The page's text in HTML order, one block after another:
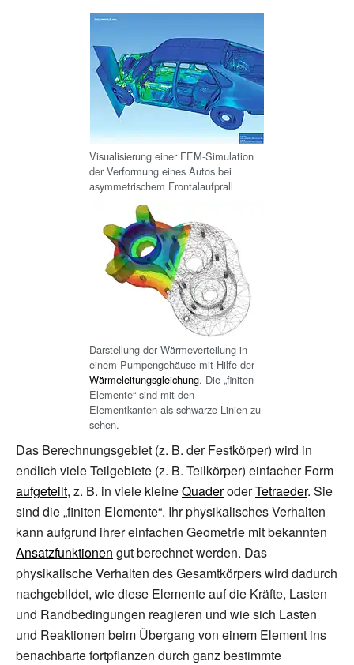
Visualisierung einer FEM-Simulation
der Verformung eines Autos bei
asymmetrischem Frontalaufprall
Darstellung der Wärmeverteilung in
einem Pumpengehäuse mit Hilfe der
Wärmeleitungsgleichung. Die „finiten
Elemente“ sind mit den
Elementkanten als schwarze Linien zu
sehen.
Das Berechnungsgebiet (z. B. der Festkörper) wird in
endlich viele Teilgebiete (z. B. Teilkörper) einfacher Form
aufgeteilt, z. B. in viele kleineQuaderoderTetraeder. Sie
sind die „finiten Elemente“. Ihr physikalisches Verhalten
kann aufgrund ihrer einfachen Geometrie mit bekannten
Ansatzfunktionen gut berechnet werden. Das
physikalische Verhalten des Gesamtkörpers wird dadurch
nachgebildet, wie diese Elemente auf die Kräfte, Lasten
und Randbedingungen reagieren und wie sich Lasten
und Reaktionen beim Übergang von einem Element ins
benachbarte fortpflanzen durch ganz bestimmte